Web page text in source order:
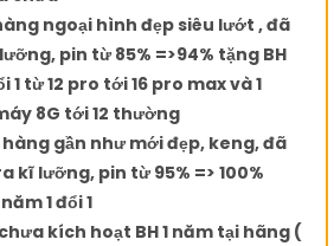
hàng ngoại hình đẹp siêu lướt , đã
pin từ 85% =>94% tặng BH
1 từ 12 pro tới 16 pro max và 1
8G tới 12 thường
hàng gần như mới đẹp, keng, đã
kĩ lưỡng, pin từ 95% => 100%
1 đổi 1
chưa kích hoạt BH 1 năm tại hãng (